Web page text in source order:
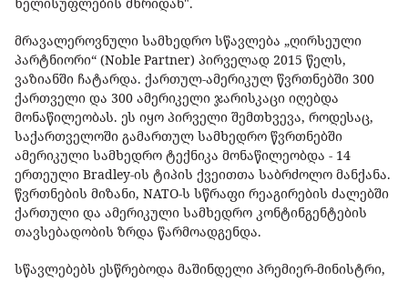
ხელისუფლების მხრიდან".
მრავალეროვნული სამხედრო სწავლება „ღირსეული
პარტნიორი“ (Noble Partner) პირველად 2015 წელს,
ვაზიანში ჩატარდა. ქართულ-ამერიკულ წვრთნებში 300
ქართველი და 300 ამერიკელი ჯარისკაცი იღებდა
მონაწილეობას. ეს იყო პირველი შემთხვევა, როდესაც,
საქართველოში გამართულ სამხედრო წვრთნებში
ამერიკული სამხედრო ტექნიკა მონაწილეობდა - 14
ერთეული Bradley-ის ტიპის ქვეითთა საბრძოლო მანქანა.
წვრთნების მიზანი, NATO-ს სწრაფი რეაგირების ძალებში
ქართული და ამერიკული სამხედრო კონტინგენტების
თავსებადობის ზრდა წარმოადგენდა.
სწავლებებს ესწრებოდა მაშინდელი პრემიერ-მინისტრი,